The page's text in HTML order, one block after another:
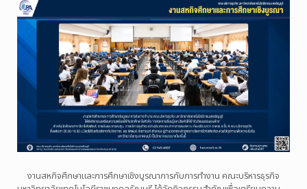
งานสหกิจศึกษาและการศึกษาเชิงบูรณาการกับการทำงาน คณะบริหารธุรกิจ